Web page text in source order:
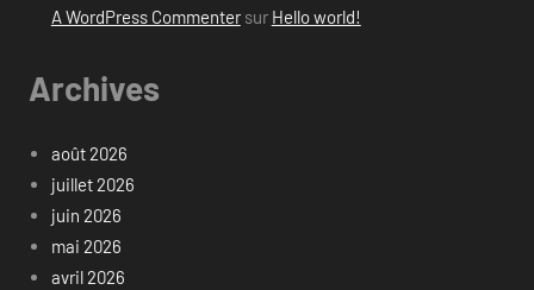
A WordPress Commentersur Hello world!
Archives
août 2026
juillet 2026
juin 2026
mai 2026
avril 2026